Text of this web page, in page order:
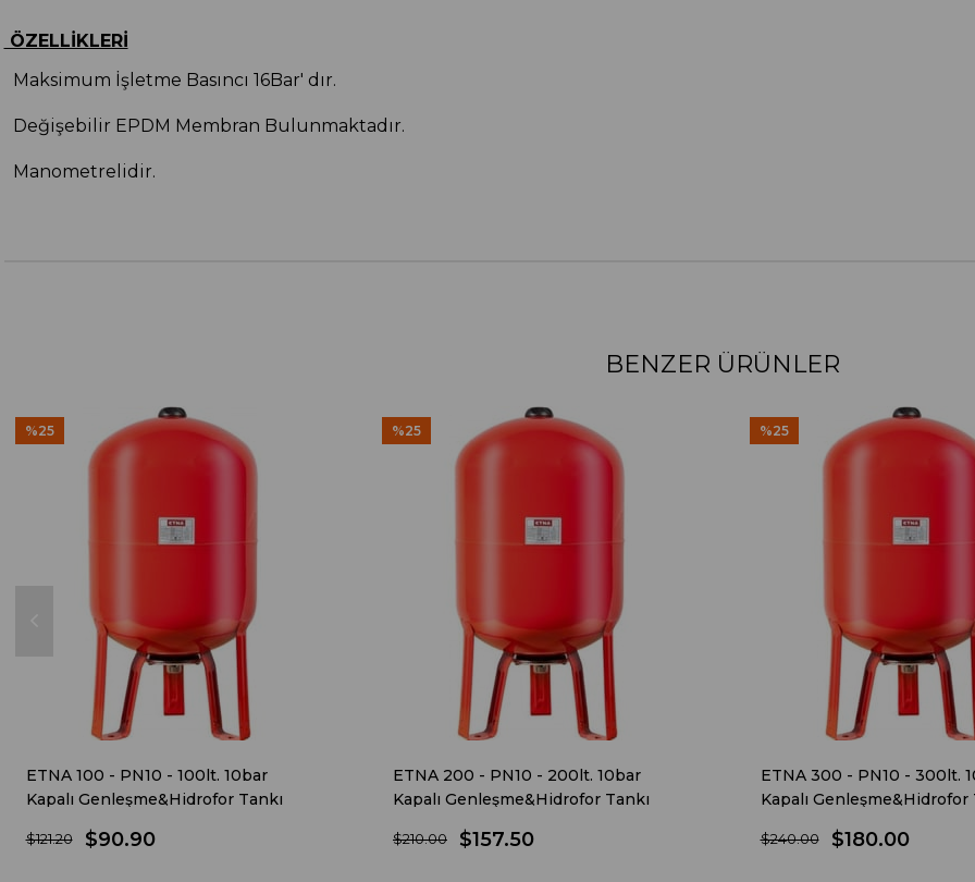
ÖZELLİKLERİ
Maksimum İşletme Basıncı 16Bar' dır.
Değişebilir EPDM Membran Bulunmaktadır.
Manometrelidir.
BENZER ÜRÜNLER
ETNA 100 - PN10 - 100lt. 10bar
Kapalı Genleşme&Hidrofor Tankı
$90.90
$121.20
%25
ETNA 200 - PN10 - 200lt. 10bar
Kapalı Genleşme&Hidrofor Tankı
$157.50
$210.00
%25
ETNA 300 - PN10 - 300lt.
Kapalı Genleşme&Hidrofor
$180.00
$240.00
%25